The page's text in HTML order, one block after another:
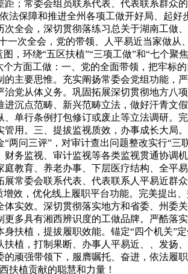
；常委会组员联系代表、代表联系群
法保障和推进全州各项工做开好局、起
全会，深切贯彻落练习总关于湖南工做
一次全会，党的带领、人平易近当家做
，环绕“五区扶植”“三项工做”和“七个
方面工做：一、党的全面带领，把牢标
主要思惟。充实阐扬常委会党组功能，
党从体义务。巩固拓展深切贯彻地方八
沉点范畴、新兴范畴立法，做好汗青
单行条例打包修订或废止等立法调研
用。三、提拔监视质效，办事成长大
两问三评”，对审计查出问题整改实行“
务监视、审计监视等各类监视贯通协调
教育、养老办事、下层医疗结构、全
常委会联系代表、代表联系人平易近
效，优化线上履职平台功能。完美提出
实效。深切贯彻落实地方和省委、州
多具有湘西辨识度的工做品牌。严酷
扶植，提拔履职效能。锚定“四个机关
植，打制果断、办事人平易近、、发
顽强带领下，服膺嘱托、奋进，依法
扶植贡献的聪慧和力量！